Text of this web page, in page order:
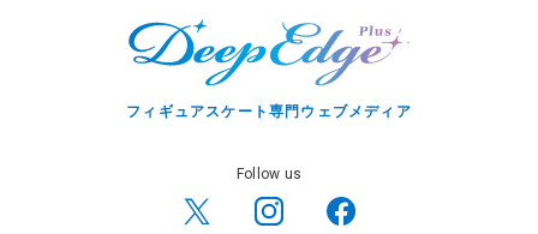
フィギュアスケート専門ウェブメディア
Follow us